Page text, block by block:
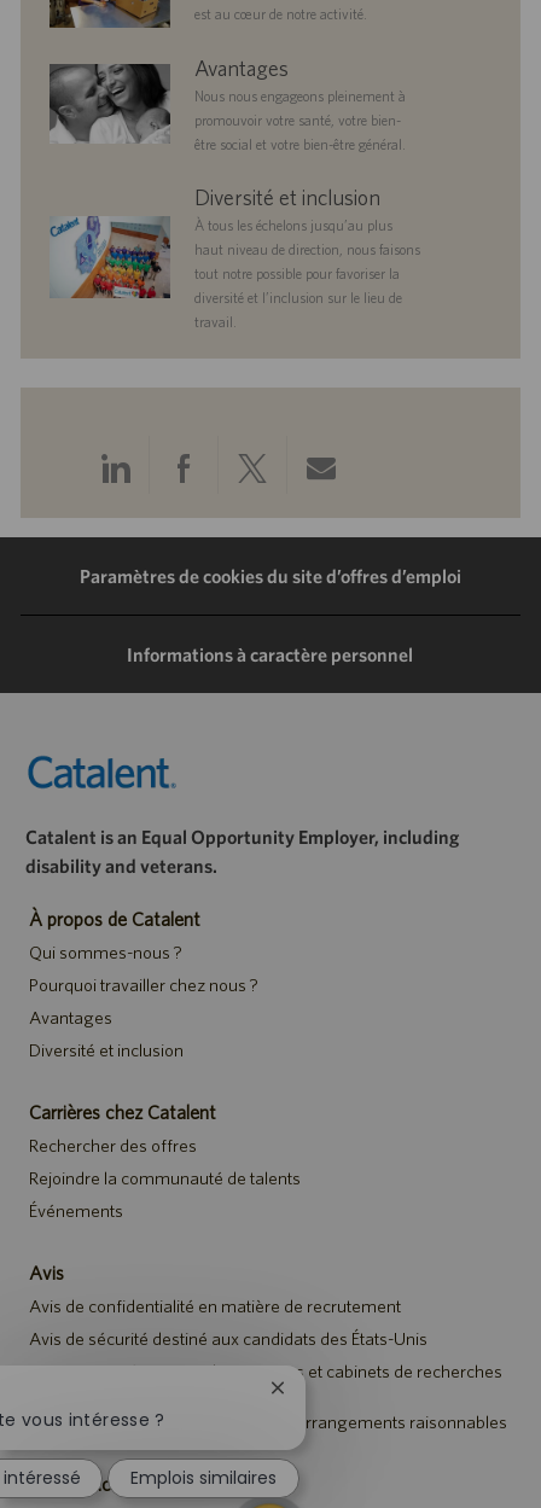
est au cœur de notre activité.
benefits Avantages
Nous nous engageons pleinement à
promouvoir votre santé, votre bien-
être social et votre bien-être général.
diversityandinclusionDiversité et inclusion
À tous les échelons jusqu’au plus
haut niveau de direction, nous faisons
tout notre possible pour favoriser la
diversité et l’inclusion sur le lieu de
travail.
Partager
via
LinkedIn
Partager
via
Facebook
Partager
via
Twitter
Partager
via
e-
Paramètres de cookies du site d’offres d’emploi
Informations à caractère personnel
Catalent is an Equal Opportunity Employer, including
disability and veterans.
À propos de Catalent
Qui sommes-nous ?
Pourquoi travailler chez nous ?
Avantages
Diversité et inclusion
Carrières chez Catalent
Rechercher des offres
Rejoindre la communauté de talents
Événements
Avis
Avis de confidentialité en matière de recrutement
Avis de sécurité destiné aux candidats des États-Unis
Avis aux représentants des agences et cabinets de recherches
Avis à tous les candidats relatif aux arrangements raisonnables
Catalent.com
vous intéresse ?
Fermer
notification
du
chatbot
Emplois similaires